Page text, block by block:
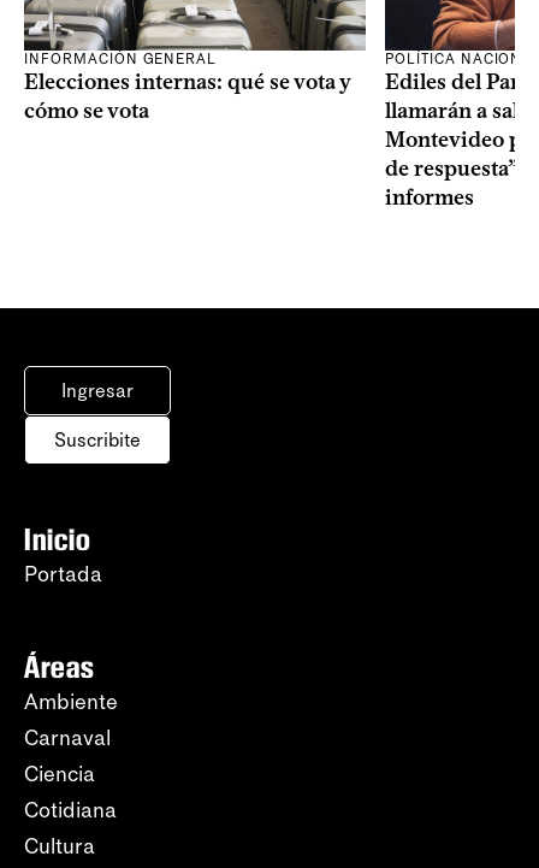
INFORMACIÓN GENERAL
Elecciones internas: qué se vota y
cómo se vota
POLÍTICA
Ediles del
llamarán a sala
Montevideo
de respuesta”
informes
Ingresar
Suscribite
Inicio
Portada
Áreas
Ambiente
Carnaval
Ciencia
Cotidiana
Cultura